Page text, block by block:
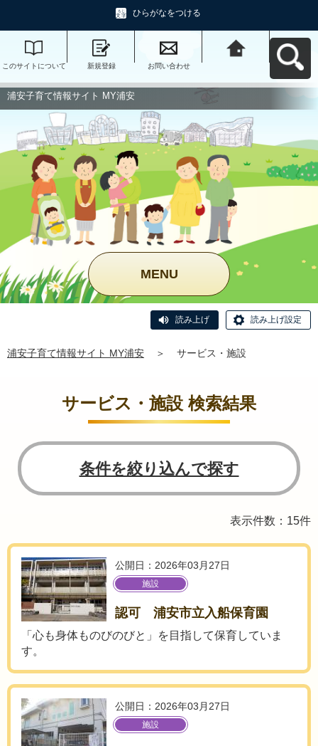
ひらがなをつける
このサイトについて 新規登録 お問い合わせ
浦安子育て情報サイト MY浦安
MENU
読み上げ 読み上げ設定
浦安子育て情報サイト MY浦安 ＞ サービス・施設
サービス・施設 検索結果
条件を絞り込んで探す
表示件数：15件
公開日：2026年03月27日
施設
認可 浦安市立入船保育園
「心も身体ものびのびと」を目指して保育していま
す。
公開日：2026年03月27日
施設